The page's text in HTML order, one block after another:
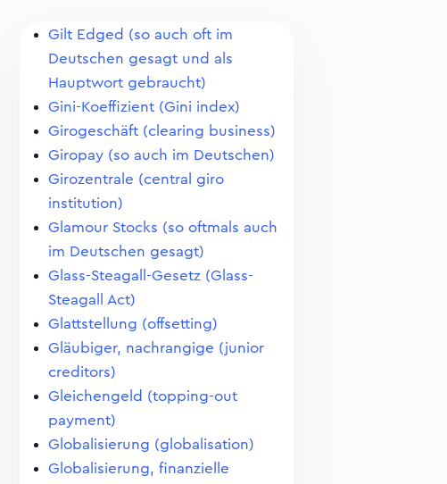
Gilt Edged (so auch oft im
Deutschen gesagt und als
Hauptwort gebraucht)
Gini-Koeffizient (Gini index)
Girogeschäft (clearing business)
Giropay (so auch im Deutschen)
Girozentrale (central giro
institution)
Glamour Stocks (so oftmals auch
im Deutschen gesagt)
Glass-Steagall-Gesetz (Glass-
Steagall Act)
Glattstellung (offsetting)
Gläubiger, nachrangige (junior
creditors)
Gleichengeld (topping-out
payment)
Globalisierung (globalisation)
Globalisierung, finanzielle